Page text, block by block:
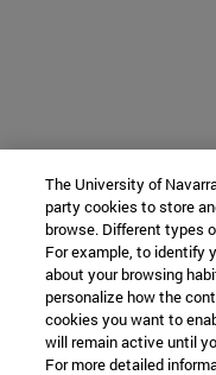
The University of
party cookies to store
browse. Different types
For example, to identify
about your browsing
personalize how the
cookies you want to
will remain active until
For more detailed